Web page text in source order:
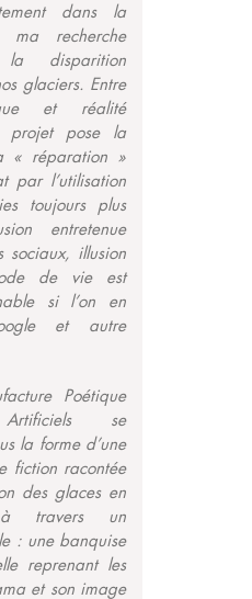
dans la
ma recherche
disparition
glaciers. Entre
et réalité
projet pose la
« réparation »
par l’utilisation
toujours plus
entretenue
sociaux, illusion
de vie est
si l’on en
et autre
Poétique
Artificiels se
la forme d’une
fiction racontée
des glaces en
à travers un
: une banquise
reprenant les
et son image